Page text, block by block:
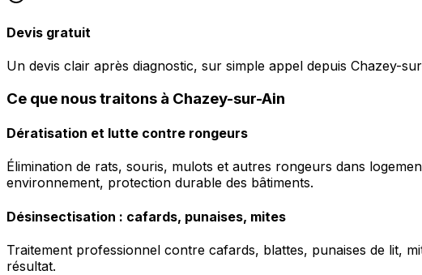
Devis gratuit
Un devis clair après diagnostic, sur simple appel depuis Chazey-
Ce que nous traitons à Chazey-sur-Ain
Dératisation et lutte contre rongeurs
Élimination de rats, souris, mulots et autres rongeurs dans
environnement, protection durable des bâtiments.
Désinsectisation : cafards, punaises, mites
Traitement professionnel contre cafards, blattes, punaises de lit,
résultat.